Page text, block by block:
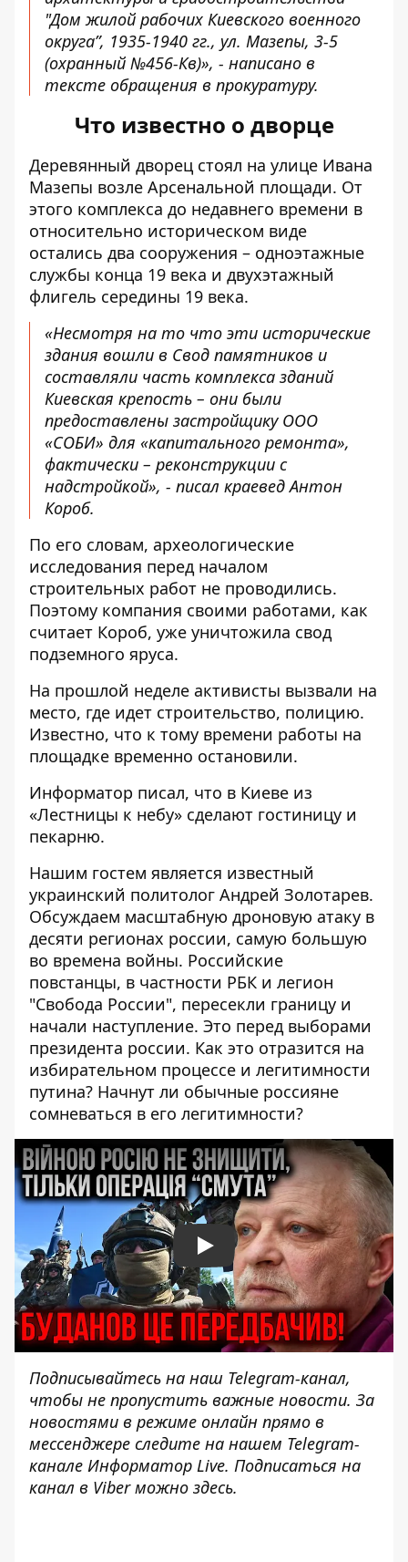
"Дом жилой рабочих Киевского военного
округа”, 1935-1940 гг., ул. Мазепы, 3-5
(охранный №456-Кв)», - написано в
тексте обращения в прокуратуру.
Что известно о дворце
Деревянный дворец стоял на улице Ивана
Мазепы возле Арсенальной площади. От
этого комплекса до недавнего времени в
относительно историческом виде
остались два сооружения – одноэтажные
службы конца 19 века и двухэтажный
флигель середины 19 века.
«Несмотря на то что эти исторические
здания вошли в Свод памятников и
составляли часть комплекса зданий
Киевская крепость – они были
предоставлены застройщику ООО
«СОБИ» для «капитального ремонта»,
фактически – реконструкции с
надстройкой», - писал краевед Антон
Короб.
По его словам, археологические
исследования перед началом
строительных работ не проводились.
Поэтому компания своими работами, как
считает Короб, уже уничтожила свод
подземного яруса.
На прошлой неделе активисты вызвали на
место, где идет строительство, полицию.
Известно, что к тому времени работы на
площадке временно остановили.
Информатор писал, что в Киеве из
«Лестницы к небу» сделают гостиницу и
пекарню.
Нашим гостем является известный
украинский политолог Андрей Золотарев.
Обсуждаем масштабную дроновую атаку в
десяти регионах россии, самую большую
во времена войны. Российские
повстанцы, в частности РБК и легион
"Свобода России", пересекли границу и
начали наступление. Это перед выборами
президента россии. Как это отразится на
избирательном процессе и легитимности
путина? Начнут ли обычные россияне
сомневаться в его легитимности?
Play
Подписывайтесь на наш Telegram-канал,
чтобы не пропустить важные новости. За
новостями в режиме онлайн прямо в
мессенджере следите на нашем Telegram-
канале Информатор Live. Подписаться на
канал в Viber можно здесь.